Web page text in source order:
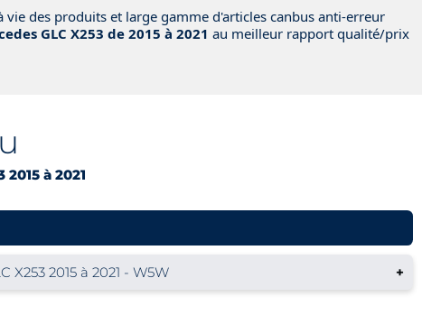
vie des produits et large gamme d'articles canbus anti-erreur
GLC X253 de 2015 à 2021 au meilleur rapport qualité/prix
2015 à 2021
X253 2015 à 2021 - W5W +